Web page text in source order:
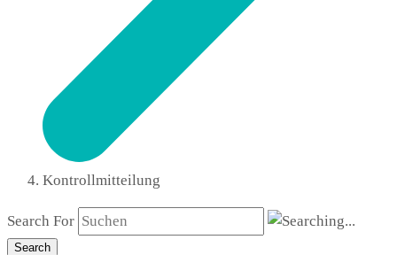
Kontrollmitteilung
Search For
Search